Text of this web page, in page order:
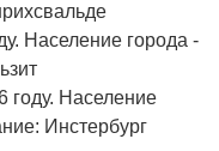
Население города -
году. Население
Инстербург